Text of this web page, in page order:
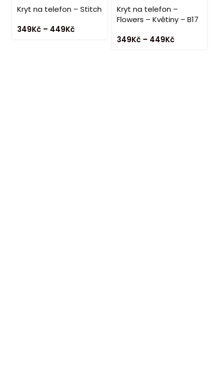
Kryt na telefon – Stitch
349Kč – 449Kč
Kryt na telefon –
Flowers – Květiny – B17
349Kč – 449Kč